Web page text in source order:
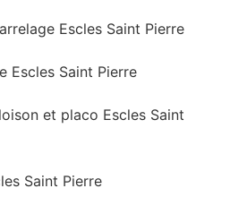
Escles Saint Pierre
Escles Saint Pierre
et placo Escles Saint
Saint Pierre